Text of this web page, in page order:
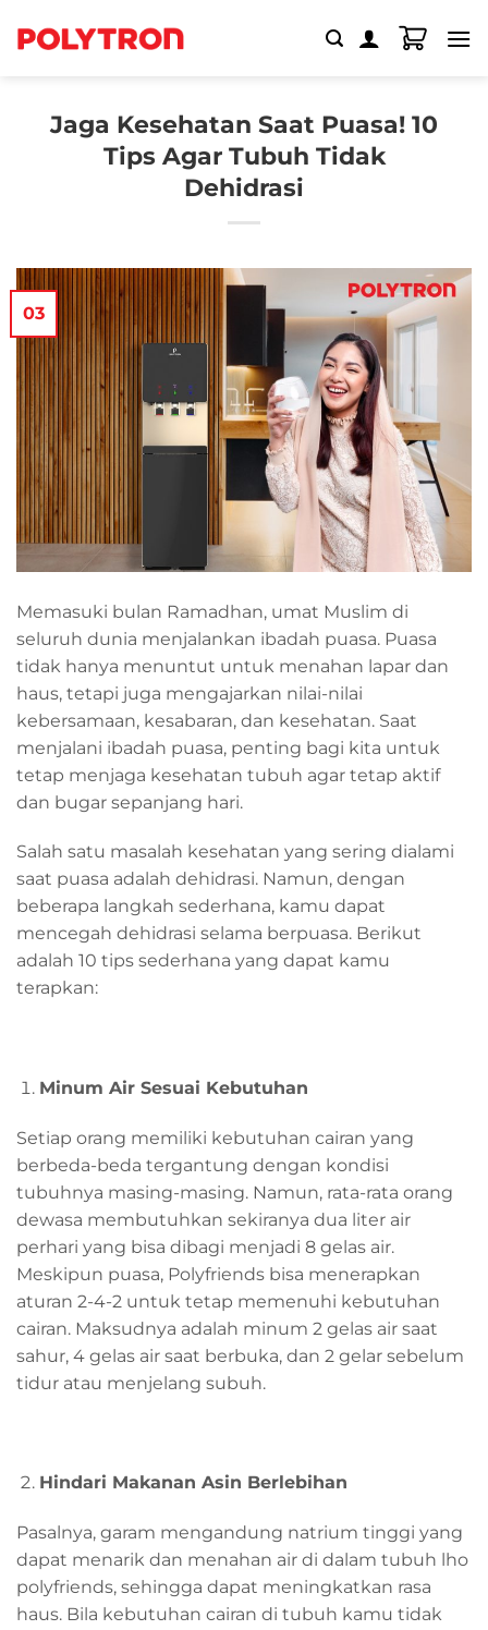
Jaga Kesehatan Saat Puasa! 10
Tips Agar Tubuh Tidak
Dehidrasi
03
Memasuki bulan Ramadhan, umat Muslim di
seluruh dunia menjalankan ibadah puasa. Puasa
tidak hanya menuntut untuk menahan lapar dan
haus, tetapi juga mengajarkan nilai-nilai
kebersamaan, kesabaran, dan kesehatan. Saat
menjalani ibadah puasa, penting bagi kita untuk
tetap menjaga kesehatan tubuh agar tetap aktif
dan bugar sepanjang hari.
Salah satu masalah kesehatan yang sering dialami
saat puasa adalah dehidrasi. Namun, dengan
beberapa langkah sederhana, kamu dapat
mencegah dehidrasi selama berpuasa. Berikut
adalah 10 tips sederhana yang dapat kamu
terapkan:
Minum Air Sesuai Kebutuhan
Setiap orang memiliki kebutuhan cairan yang
berbeda-beda tergantung dengan kondisi
tubuhnya masing-masing. Namun, rata-rata orang
dewasa membutuhkan sekiranya dua liter air
perhari yang bisa dibagi menjadi 8 gelas air.
Meskipun puasa, Polyfriends bisa menerapkan
aturan 2-4-2 untuk tetap memenuhi kebutuhan
cairan. Maksudnya adalah minum 2 gelas air saat
sahur, 4 gelas air saat berbuka, dan 2 gelar sebelum
tidur atau menjelang subuh.
Hindari Makanan Asin Berlebihan
Pasalnya, garam mengandung natrium tinggi yang
dapat menarik dan menahan air di dalam tubuh lho
polyfriends, sehingga dapat meningkatkan rasa
haus. Bila kebutuhan cairan di tubuh kamu tidak